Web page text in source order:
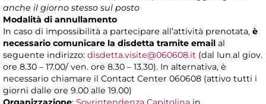
anche il giorno stesso sul posto
Modalità di annullamento
In caso di impossibilità a partecipare all’attività prenotata, è
necessario comunicare la disdetta tramite email al
seguente indirizzo: disdetta.visite@060608.it (dal lun.al giov.
ore 8.30 – 17.00/ ven. ore 8.30 – 13.30). In alternativa, è
necessario chiamare il Contact Center 060608 (attivo tutti i
giorni dalle ore 9.00 alle 19.00)